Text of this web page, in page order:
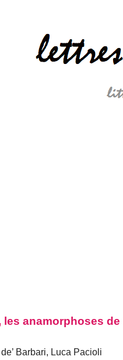
les anamorphoses
Barbari, Luca Pacioli